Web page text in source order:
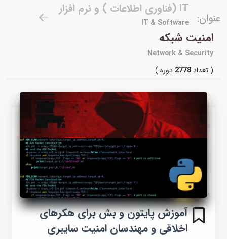
عنوان:
IT (فناوری اطلاعات ) و نرم افزار
IT & Software
امنیت شبکه
Network & Security
( تعداد2778دوره )
آموزش پایتون و بش برای هکرهای
اخلاقی و مهندسان امنیت سایبری